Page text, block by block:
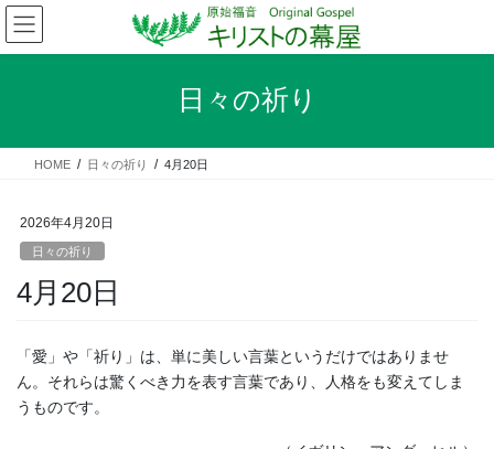
コ
ン
テ
ス
ナ
ビ
ゲ
ン
日々の祈り
HOME 日々の祈り 4月20日
2026年4月20日
日々の祈り
4月20日
「愛」や「祈り」は、単に美しい言葉というだけではありませ
ん。それらは驚くべき力を表す言葉であり、人格をも変えてしま
うものです。